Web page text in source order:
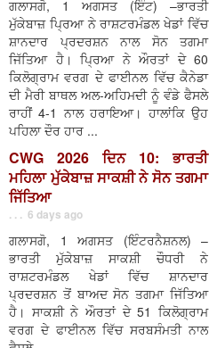
ਗਲਾਸਗੋ, 1 ਅਗਸਤ (ਇੰਟ) –ਭਾਰਤੀ
ਮੁੱਕੇਬਾਜ਼ ਪ੍ਰਿਆ ਨੇ ਰਾਸ਼ਟਰਮੰਡਲ ਖੇਡਾਂ ਵਿੱਚ
ਸ਼ਾਨਦਾਰ ਪ੍ਰਦਰਸ਼ਨ ਨਾਲ ਸੋਨ ਤਗਮਾ
ਜਿੱਤਿਆ ਹੈ। ਪ੍ਰਿਆ ਨੇ ਔਰਤਾਂ ਦੇ 60
ਕਿਲੋਗ੍ਰਾਮ ਵਰਗ ਦੇ ਫਾਈਨਲ ਵਿੱਚ ਕੈਨੇਡਾ
ਦੀ ਮੈਰੀ ਬਾਥਲ ਅਲ-ਅਹਿਮਦੀ ਨੂੰ ਵੰਡੇ ਫੈਸਲੇ
ਰਾਹੀਂ 4-1 ਨਾਲ ਹਰਾਇਆ। ਹਾਲਾਂਕਿ ਉਹ
ਪਹਿਲਾ ਦੌਰ ਹਾਰ ...
CWG 2026 ਦਿਨ 10: ਭਾਰਤੀ
ਮਹਿਲਾ ਮੁੱਕੇਬਾਜ਼ ਸਾਕਸ਼ੀ ਨੇ ਸੋਨ ਤਗਮਾ
ਜਿੱਤਿਆ
. . . 6 days ago
ਗਲਾਸਗੋ, 1 ਅਗਸਤ (ਇੰਟਰਨੈਸ਼ਨਲ) –
ਭਾਰਤੀ ਮੁੱਕੇਬਾਜ਼ ਸਾਕਸ਼ੀ ਚੌਧਰੀ ਨੇ
ਰਾਸ਼ਟਰਮੰਡਲ ਖੇਡਾਂ ਵਿੱਚ ਸ਼ਾਨਦਾਰ
ਪ੍ਰਦਰਸ਼ਨ ਤੋਂ ਬਾਅਦ ਸੋਨ ਤਗਮਾ ਜਿੱਤਿਆ
ਹੈ। ਸਾਕਸ਼ੀ ਨੇ ਔਰਤਾਂ ਦੇ 51 ਕਿਲੋਗ੍ਰਾਮ
ਵਰਗ ਦੇ ਫਾਈਨਲ ਵਿੱਚ ਸਰਬਸੰਮਤੀ ਨਾਲ